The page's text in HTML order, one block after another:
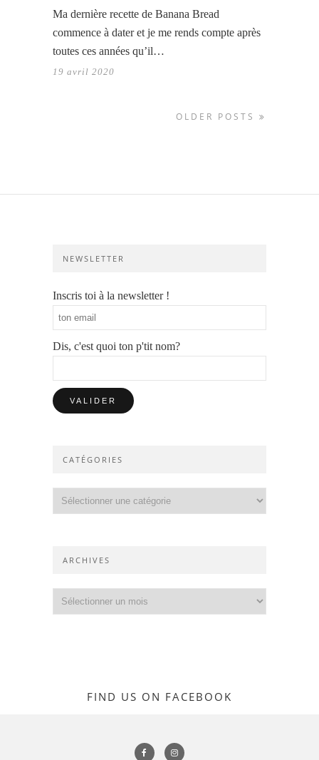
Ma dernière recette de Banana Bread
commence à dater et je me rends compte après
toutes ces années qu’il…
19 avril 2020
OLDER POSTS
NEWSLETTER
Inscris toi à la newsletter !
Dis, c'est quoi ton p'tit nom?
CATÉGORIES
ARCHIVES
FIND US ON FACEBOOK